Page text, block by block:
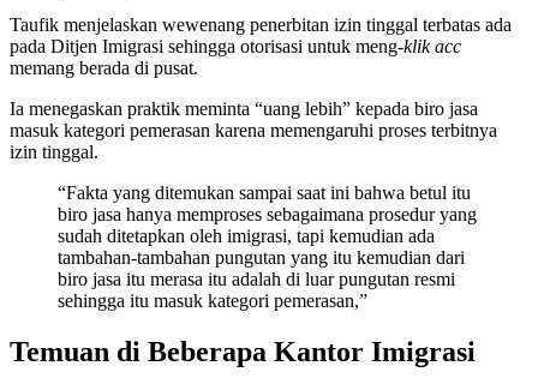
Taufik menjelaskan wewenang penerbitan izin tinggal terbatas ada
pada Ditjen Imigrasi sehingga otorisasi untuk meng-klik acc
memang berada di pusat.
Ia menegaskan praktik meminta “uang lebih” kepada biro jasa
masuk kategori pemerasan karena memengaruhi proses terbitnya
izin tinggal.
“Fakta yang ditemukan sampai saat ini bahwa betul itu
biro jasa hanya memproses sebagaimana prosedur yang
sudah ditetapkan oleh imigrasi, tapi kemudian ada
tambahan-tambahan pungutan yang itu kemudian dari
biro jasa itu merasa itu adalah di luar pungutan resmi
sehingga itu masuk kategori pemerasan,”
Temuan di Beberapa Kantor Imigrasi